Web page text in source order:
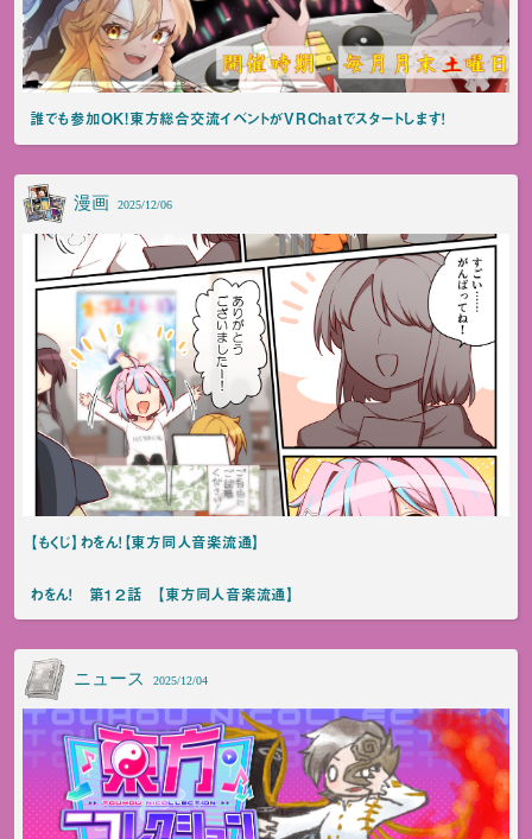
誰でも参加OK!東方総合交流イベントがVRChatでスタートします！
漫画 2025/12/06
【もくじ】わをん！【東方同人音楽流通】
わをん！ 第１２話 【東方同人音楽流通】
ニュース 2025/12/04